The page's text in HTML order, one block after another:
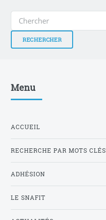
Menu
ACCUEIL
RECHERCHE PAR MOTS CLÉS
ADHÉSION
LE SNAFIT